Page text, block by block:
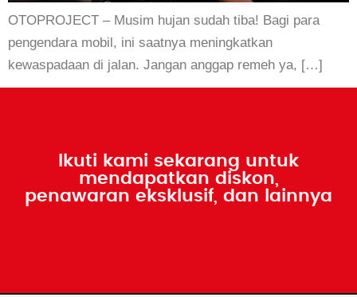
OTOPROJECT – Musim hujan sudah tiba! Bagi para
pengendara mobil, ini saatnya meningkatkan
kewaspadaan di jalan. Jangan anggap remeh ya, […]
Ikuti kami sekarang untuk
mendapatkan diskon,
penawaran eksklusif, dan lainnya